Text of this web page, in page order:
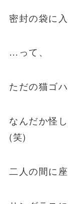
密封の袋に
…って、
ただの猫ゴ
なんだか怪
(笑)
二人の間に